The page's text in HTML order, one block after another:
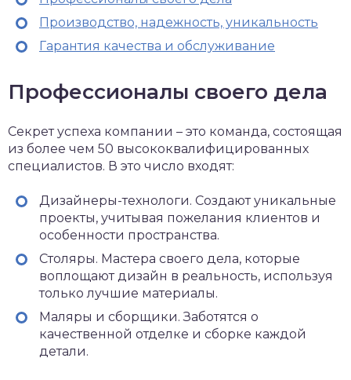
Производство, надежность, уникальность
Гарантия качества и обслуживание
Профессионалы своего дела
Секрет успеха компании – это команда, состоящая
из более чем 50 высококвалифицированных
специалистов. В это число входят:
Дизайнеры-технологи. Создают уникальные
проекты, учитывая пожелания клиентов и
особенности пространства.
Столяры. Мастера своего дела, которые
воплощают дизайн в реальность, используя
только лучшие материалы.
Маляры и сборщики. Заботятся о
качественной отделке и сборке каждой
детали.